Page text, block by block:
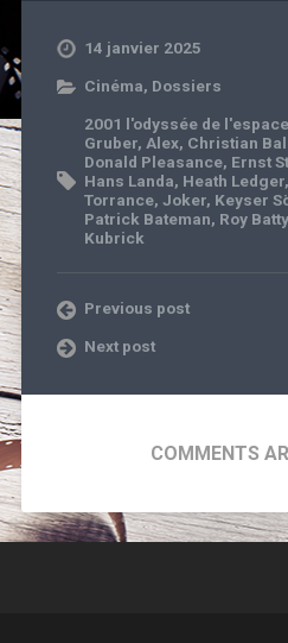
14 janvier 2025
Cinéma, Dossiers
2001 l'odyssée de l'espace
Gruber, Alex, Christian
Donald Pleasance, Ernst
Hans Landa, Heath Ledger,
Torrance, Joker, Keyser
Patrick Bateman, Roy Batty
Kubrick
Previous post
Next post
COMMENTS